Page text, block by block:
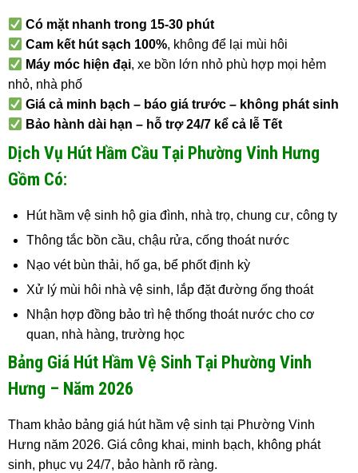
Có mặt nhanh trong 15-30 phút
Cam kết hút sạch 100%, không để lại mùi hôi
Máy móc hiện đại, xe bồn lớn nhỏ phù hợp mọi hẻm
nhỏ, nhà phố
Giá cả minh bạch – báo giá trước – không phát sinh
Bảo hành dài hạn – hỗ trợ 24/7 kể cả lễ Tết
Dịch Vụ Hút Hầm Cầu Tại Phường Vinh Hưng
Gồm Có:
Hút hầm vệ sinh hộ gia đình, nhà trọ, chung cư, công ty
Thông tắc bồn cầu, chậu rửa, cống thoát nước
Nạo vét bùn thải, hố ga, bể phốt định kỳ
Xử lý mùi hôi nhà vệ sinh, lắp đặt đường ống thoát
Nhận hợp đồng bảo trì hệ thống thoát nước cho cơ
quan, nhà hàng, trường học
Bảng Giá Hút Hầm Vệ Sinh Tại Phường Vinh
Hưng – Năm 2026
Tham khảo bảng giá hút hầm vệ sinh tại Phường Vinh
Hưng năm 2026. Giá công khai, minh bạch, không phát
sinh, phục vụ 24/7, bảo hành rõ ràng.